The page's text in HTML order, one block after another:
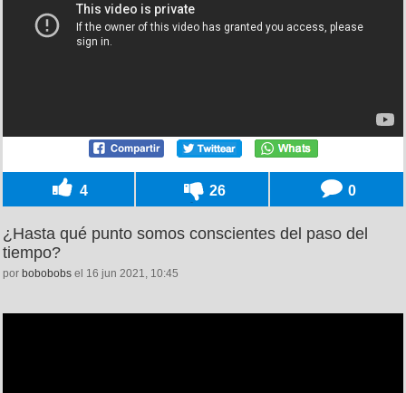
4 26 0
¿Hasta qué punto somos conscientes del paso del
tiempo?
por bobobobs el 16 jun 2021, 10:45